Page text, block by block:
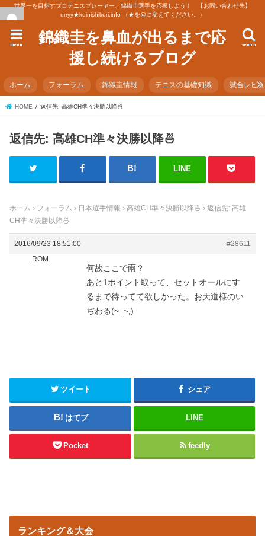
世界一を目指すプロテニスプレーヤー、錦織圭選手を応援しよう！ 【お問い合わせ先】
urryy★keinishikori.info （★を@に変えてください。）
錦織圭を鼻血が出るまで応
援し続けるブログ
search
menu
ホーム フォーラム 錦織圭情報 テニスの基礎知識 試合レビ
HOME 返信先: 高雄CH準々決勝以降🍜
返信先: 高雄CH準々決勝以降🍜
LINE
ホーム › フォーラム › 日本選手情報 › 高雄CH準々決勝以降🍜 › 返信先: 高雄
CH準々決勝以降🍜
2016/09/23 18:51:00
#28611
ROM
何故ここで雨？
あと1ポイント取って、セットオールにす
るまで待ってて欲しかった。お天道様のい
ぢわる(~_~;)
ツイート シェア
はてブ LINE
Pocket feedly
ランキング＆大会